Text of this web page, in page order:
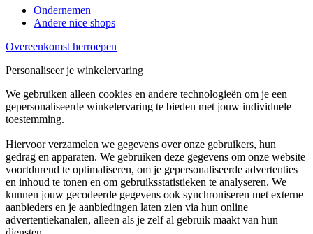
Ondernemen
Andere nice shops
Overeenkomst herroepen
Personaliseer je winkelervaring
We gebruiken alleen cookies en andere technologieën om je een
gepersonaliseerde winkelervaring te bieden met jouw individuele
toestemming.
Hiervoor verzamelen we gegevens over onze gebruikers, hun
gedrag en apparaten. We gebruiken deze gegevens om onze website
voortdurend te optimaliseren, om je gepersonaliseerde advertenties
en inhoud te tonen en om gebruiksstatistieken te analyseren. We
kunnen jouw gecodeerde gegevens ook synchroniseren met externe
aanbieders en je aanbiedingen laten zien via hun online
advertentiekanalen, alleen als je zelf al gebruik maakt van hun